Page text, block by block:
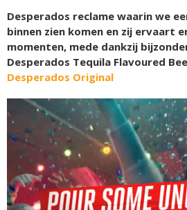
Desperados reclame waarin we
binnen zien komen en zij ervaart
momenten, mede dankzij
Desperados Tequila Flavoured
Desperados Original